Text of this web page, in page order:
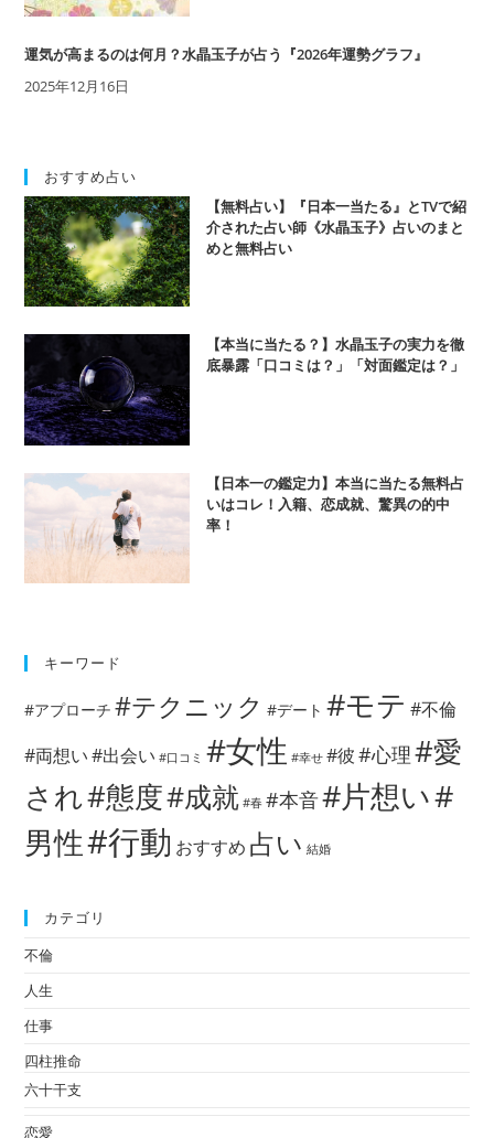
運気が高まるのは何月？水晶玉子が占う『2026年運勢グラフ』
2025年12月16日
おすすめ占い
【無料占い】『日本一当たる』とTVで紹
介された占い師《水晶玉子》占いのまと
めと無料占い
【本当に当たる？】水晶玉子の実力を徹
底暴露「口コミは？」「対面鑑定は？」
【日本一の鑑定力】本当に当たる無料占
いはコレ！入籍、恋成就、驚異の的中
率！
キーワード
#アプローチ #テクニック #デート #モテ #不倫
#両想い#出会い #口コミ #女性 #幸せ #彼#心理#愛
され#態度#成就 #春 #本音#片想い#
男性#行動 おすすめ 占い 結婚
カテゴリ
不倫
人生
仕事
四柱推命
六十干支
恋愛